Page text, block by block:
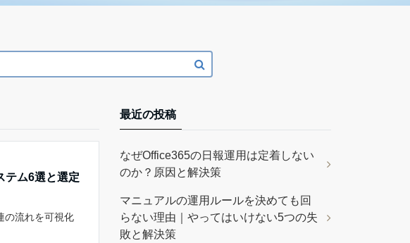
テム6選と選定
の流れを可視化
最近の投稿
なぜOffice365の日報運用は定着しない
のか？原因と解決策
マニュアルの運用ルールを決めても回
らない理由｜やってはいけない5つの失
敗と解決策